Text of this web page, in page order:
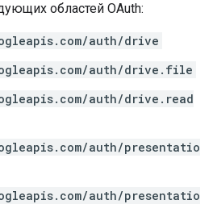
областей OAuth:
auth/drive
auth/drive.file
auth/drive.read
auth/presentatio
auth/presentatio